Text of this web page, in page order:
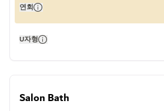
연회
U자형
Salon Bath